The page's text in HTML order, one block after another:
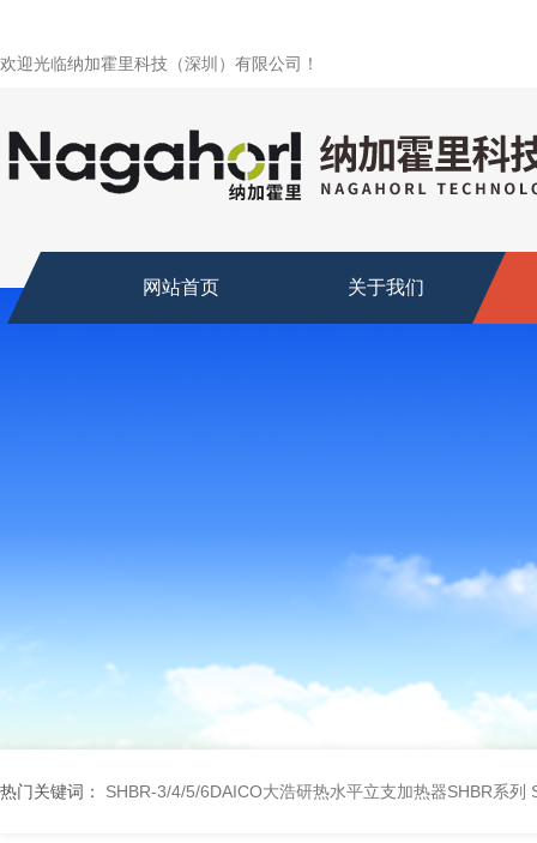
欢迎光临纳加霍里科技（深圳）有限公司！
网站首页 关于我们
热门关键词： SHBR-3/4/5/6DAICO大浩研热水平立支加热器SHBR系列